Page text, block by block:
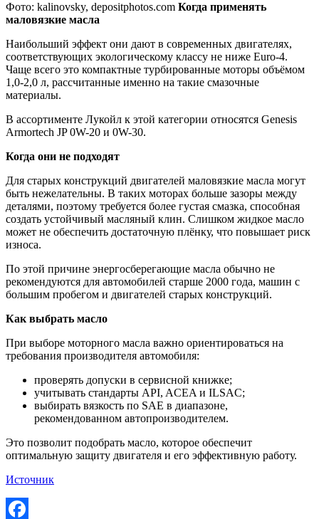
Фото: kalinovsky, depositphotos.com Когда применять
маловязкие масла
Наибольший эффект они дают в современных двигателях,
соответствующих экологическому классу не ниже Euro-4.
Чаще всего это компактные турбированные моторы объёмом
1,0-2,0 л, рассчитанные именно на такие смазочные
материалы.
В ассортименте Лукойл к этой категории относятся Genesis
Armortech JP 0W-20 и 0W-30.
Когда они не подходят
Для старых конструкций двигателей маловязкие масла могут
быть нежелательны. В таких моторах больше зазоры между
деталями, поэтому требуется более густая смазка, способная
создать устойчивый масляный клин. Слишком жидкое масло
может не обеспечить достаточную плёнку, что повышает риск
износа.
По этой причине энергосберегающие масла обычно не
рекомендуются для автомобилей старше 2000 года, машин с
большим пробегом и двигателей старых конструкций.
Как выбрать масло
При выборе моторного масла важно ориентироваться на
требования производителя автомобиля:
проверять допуски в сервисной книжке;
учитывать стандарты API, ACEA и ILSAC;
выбирать вязкость по SAE в диапазоне,
рекомендованном автопроизводителем.
Это позволит подобрать масло, которое обеспечит
оптимальную защиту двигателя и его эффективную работу.
Источник